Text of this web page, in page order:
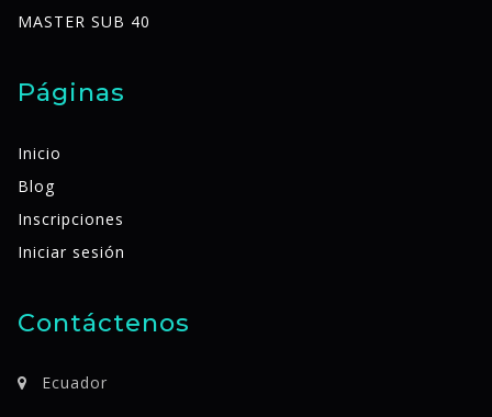
MASTER SUB 40
Páginas
Inicio
Blog
Inscripciones
Iniciar sesión
Contáctenos
Ecuador